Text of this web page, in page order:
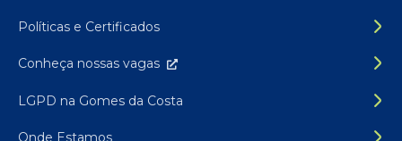
Políticas e Certificados
Conheça nossas vagas
LGPD na Gomes da Costa
Onde Estamos